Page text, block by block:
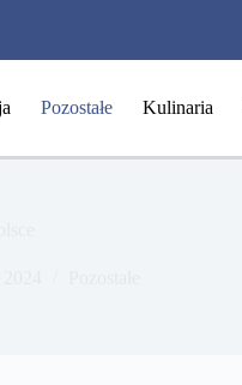
Pozostałe Kulinaria